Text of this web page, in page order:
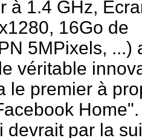
à 1.4 GHz,
16Go de
5MPixels, ...)
véritable
le premier à
devrait par la